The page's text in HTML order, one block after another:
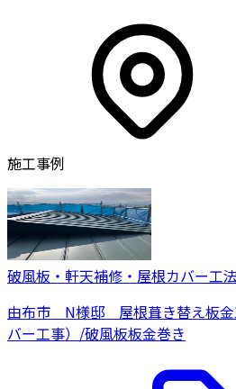
施工事例
破風板・軒天補修・屋根カバー工
由布市 N様邸 屋根葺き替え板金
バー工事）/破風板板金巻き